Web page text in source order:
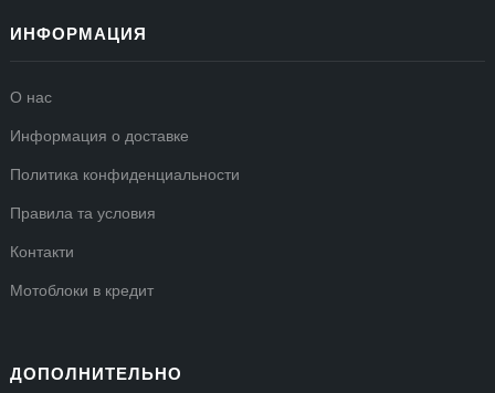
ИНФОРМАЦИЯ
О нас
Информация о доставке
Политика конфиденциальности
Правила та условия
Контакти
Мотоблоки в кредит
ДОПОЛНИТЕЛЬНО